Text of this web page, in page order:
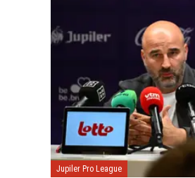
Jupiler Pro League